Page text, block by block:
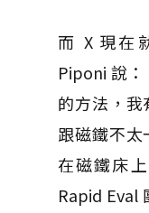
而 X 現在
Piponi 說
的方法，
跟磁鐵不
在磁鐵床
Rapid Eval